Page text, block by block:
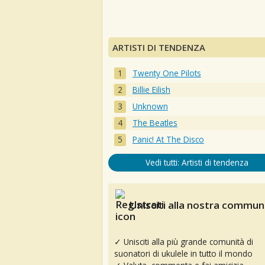
ARTISTI DI TENDENZA
Twenty One Pilots
Billie Eilish
Unknown
The Beatles
Panic! At The Disco
Vedi tutti: Artisti di tendenza
Unisciti alla nostra
✓ Unisciti alla più grande comunità di
suonatori di ukulele in tutto il mondo